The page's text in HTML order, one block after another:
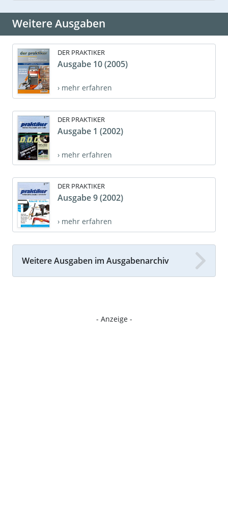
Weitere Ausgaben
DER PRAKTIKER
Ausgabe 10 (2005)
› mehr erfahren
DER PRAKTIKER
Ausgabe 1 (2002)
› mehr erfahren
DER PRAKTIKER
Ausgabe 9 (2002)
› mehr erfahren
Weitere Ausgaben im Ausgabenarchiv
- Anzeige -